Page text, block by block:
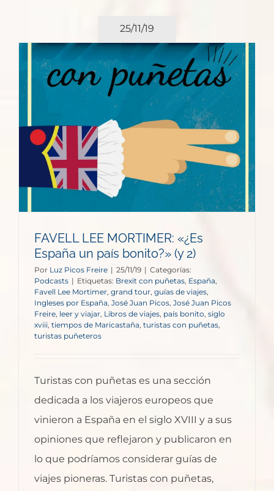
25/11/19
FAVELL LEE MORTIMER: «¿Es
España un país bonito?» (y 2)
Por Luz Picos Freire | 25/11/19 | Categorías:
Podcasts | Etiquetas: Brexit con puñetas España
Favell Lee Mortimer grand tour guías de viajes
Ingleses por España José Juan Picos José Juan Picos
Freire leer y viajar Libros de viajes país bonito siglo
xviii tiempos de Maricastaña turistas con puñetas
turistas puñeteros
Turistas con puñetas es una sección
dedicada a los viajeros europeos que
vinieron a España en el siglo XVIII y a sus
opiniones que reflejaron y publicaron en
lo que podríamos considerar guías de
viajes pioneras. Turistas con puñetas,